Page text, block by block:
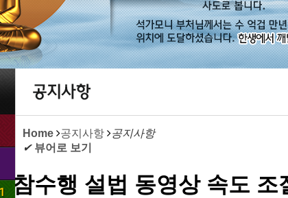
Home 공지사항
공지사항
✔ 뷰어로 보기
참수행 설법 동영상 속도 조